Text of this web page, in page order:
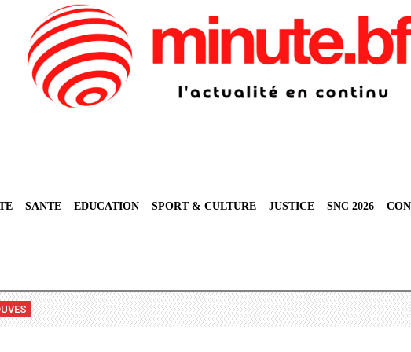
SANTE EDUCATION SPORT & CULTURE JUSTICE SNC 2026